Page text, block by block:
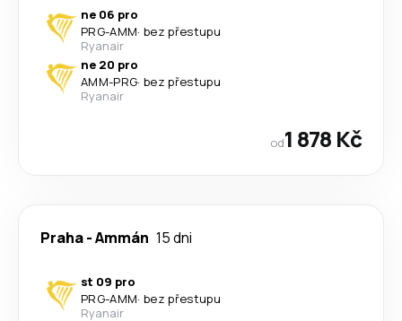
ne 06 pro
PRG-AMM· bez přestupu
Ryanair
ne 20 pro
AMM-PRG· bez přestupu
Ryanair
od1 878 Kč
Praha-Ammán 15 dni
st 09 pro
PRG-AMM· bez přestupu
Ryanair